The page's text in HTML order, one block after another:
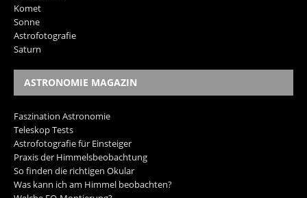
Komet
Sonne
Astrofotografie
Saturn
ASTRONOMIE MAGAZIN
Faszination Astronomie
Teleskop Tests
Astrofotografie für Einsteiger
Praxis der Himmelsbeobachtung
So finden die richtigen Okular
Was kann ich am Himmel beobachten?